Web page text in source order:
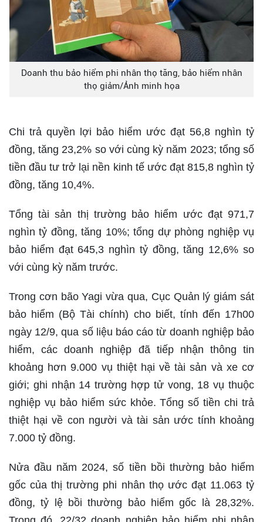
Doanh thu bảo hiểm phi nhân thọ tăng, bảo hiểm nhân
thọ giảm/Ảnh minh họa
Chi trả quyền lợi bảo hiểm ước đạt 56,8 nghìn tỷ
đồng, tăng 23,2% so với cùng kỳ năm 2023; tổng số
tiền đầu tư trở lại nền kinh tế ước đạt 815,8 nghìn tỷ
đồng, tăng 10,4%.
Tổng tài sản thị trường bảo hiểm ước đạt 971,7
nghìn tỷ đồng, tăng 10%; tổng dự phòng nghiệp vụ
bảo hiểm đạt 645,3 nghìn tỷ đồng, tăng 12,6% so
với cùng kỳ năm trước.
Trong cơn bão Yagi vừa qua, Cục Quản lý giám sát
bảo hiểm (Bộ Tài chính) cho biết, tính đến 17h00
ngày 12/9, qua số liệu báo cáo từ doanh nghiệp bảo
hiểm, các doanh nghiệp đã tiếp nhận thông tin
khoảng hơn 9.000 vụ thiệt hại về tài sản và xe cơ
giới; ghi nhận 14 trường hợp tử vong, 18 vụ thuộc
nghiệp vụ bảo hiểm sức khỏe. Tổng số tiền chi trả
thiệt hại về con người và tài sản ước tính khoảng
7.000 tỷ đồng.
Nửa đầu năm 2024, số tiền bồi thường bảo hiểm
gốc của thị trường phi nhân thọ ước đạt 11.063 tỷ
đồng, tỷ lệ bồi thường bảo hiểm gốc là 28,32%.